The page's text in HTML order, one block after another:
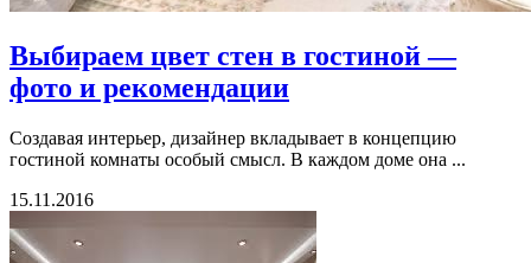
Выбираем цвет стен в гостиной —
фото и рекомендации
Создавая интерьер, дизайнер вкладывает в концепцию
гостиной комнаты особый смысл. В каждом доме она ...
15.11.2016